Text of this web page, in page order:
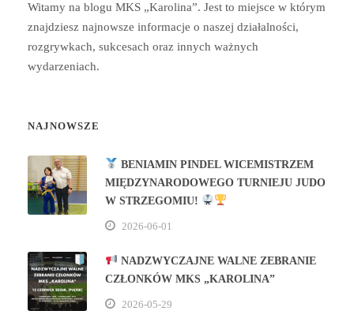
Witamy na blogu MKS „Karolina”. Jest to miejsce w którym
znajdziesz najnowsze informacje o naszej działalności,
rozgrywkach, sukcesach oraz innych ważnych
wydarzeniach.
NAJNOWSZE
BENIAMIN PINDEL WICEMISTRZEM
MIĘDZYNARODOWEGO TURNIEJU JUDO
W STRZEGOMIU!
2026-06-01
NADZWYCZAJNE WALNE ZEBRANIE
CZŁONKÓW MKS „KAROLINA”
2026-05-29